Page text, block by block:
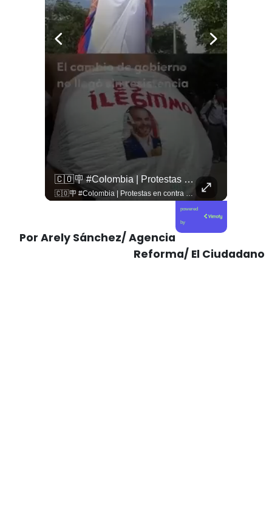
🇨🇴🪧 #Colombia | Protestas En Contra De La Toma De Posesión De Abelardo Son Lideradas Por Iván Cepeda
🇨🇴🪧 #Colombia | Protestas en contra de la toma de posesión de Abelardo son lideradas por Iván Cepeda
powered
by
Por Arely Sánchez/ Agencia
Reforma/ El Ciudadano